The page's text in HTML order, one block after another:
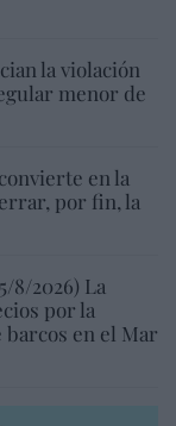
la violación
menor de
en la
por fin, la
8/2026) La
por la
en el Mar